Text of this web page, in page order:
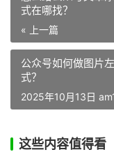
式在哪找？
« 上一篇
公众号如何做图片
式？
2025年10月13日
这些内容值得看